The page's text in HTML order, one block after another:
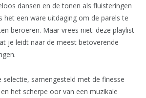
dansen en de tonen als fluisteringen
het een ware uitdaging om de parels te
beroeren. Maar vrees niet: deze playlist
je leidt naar de meest betoverende
selectie, samengesteld met de finesse
het scherpe oor van een muzikale